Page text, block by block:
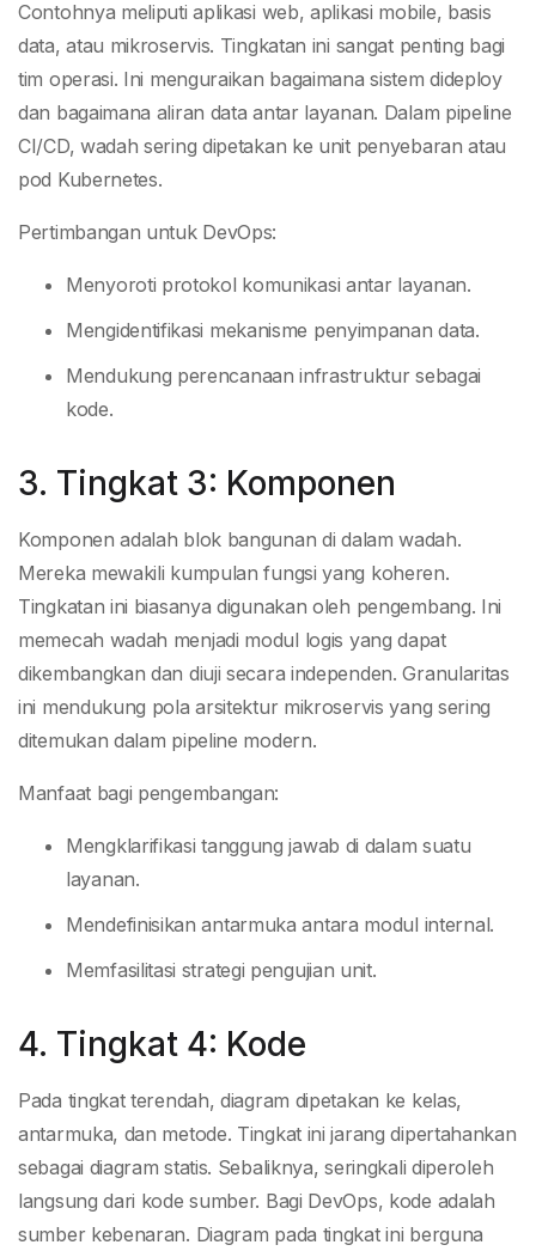
Contohnya meliputi aplikasi web, aplikasi mobile, basis
data, atau mikroservis. Tingkatan ini sangat penting bagi
tim operasi. Ini menguraikan bagaimana sistem dideploy
dan bagaimana aliran data antar layanan. Dalam pipeline
CI/CD, wadah sering dipetakan ke unit penyebaran atau
pod Kubernetes.
Pertimbangan untuk DevOps:
Menyoroti protokol komunikasi antar layanan.
Mengidentifikasi mekanisme penyimpanan data.
Mendukung perencanaan infrastruktur sebagai
kode.
3. Tingkat 3: Komponen
Komponen adalah blok bangunan di dalam wadah.
Mereka mewakili kumpulan fungsi yang koheren.
Tingkatan ini biasanya digunakan oleh pengembang. Ini
memecah wadah menjadi modul logis yang dapat
dikembangkan dan diuji secara independen. Granularitas
ini mendukung pola arsitektur mikroservis yang sering
ditemukan dalam pipeline modern.
Manfaat bagi pengembangan:
Mengklarifikasi tanggung jawab di dalam suatu
layanan.
Mendefinisikan antarmuka antara modul internal.
Memfasilitasi strategi pengujian unit.
4. Tingkat 4: Kode
Pada tingkat terendah, diagram dipetakan ke kelas,
antarmuka, dan metode. Tingkat ini jarang dipertahankan
sebagai diagram statis. Sebaliknya, seringkali diperoleh
langsung dari kode sumber. Bagi DevOps, kode adalah
sumber kebenaran. Diagram pada tingkat ini berguna